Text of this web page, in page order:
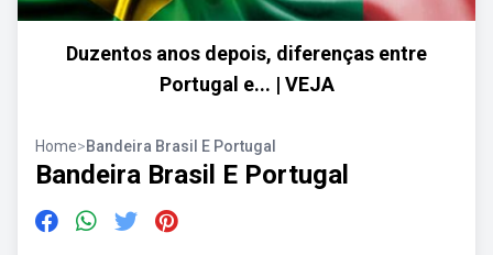
Duzentos anos depois, diferenças entre
Portugal e... | VEJA
Home>Bandeira Brasil E Portugal
Bandeira Brasil E Portugal